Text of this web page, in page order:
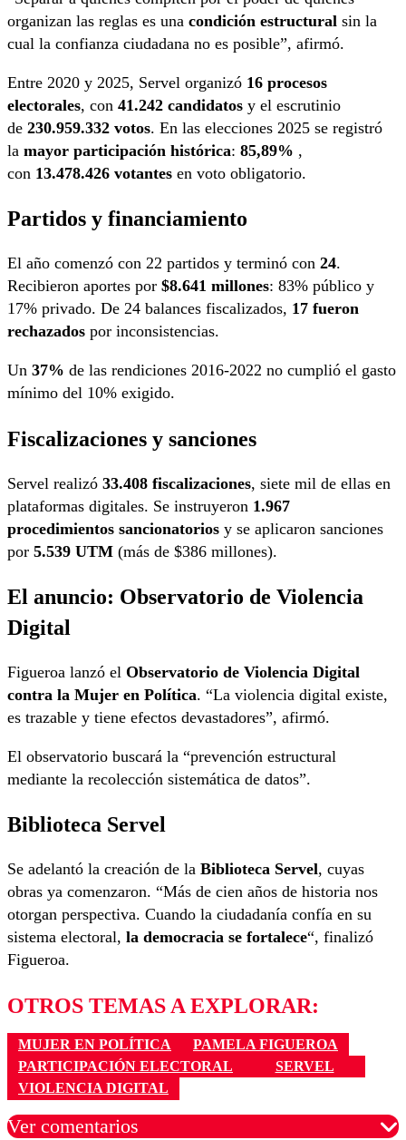
organizan las reglas es una condición estructural sin la
cual la confianza ciudadana no es posible”, afirmó.
Entre 2020 y 2025, Servel organizó 16 procesos
electorales, con 41.242 candidatos y el escrutinio
de 230.959.332 votos. En las elecciones 2025 se registró
la mayor participación histórica: 85,89% ,
con 13.478.426 votantes en voto obligatorio.
Partidos y financiamiento
El año comenzó con 22 partidos y terminó con 24.
Recibieron aportes por $8.641 millones: 83% público y
17% privado. De 24 balances fiscalizados, 17 fueron
rechazados por inconsistencias.
Un 37% de las rendiciones 2016-2022 no cumplió el gasto
mínimo del 10% exigido.
Fiscalizaciones y sanciones
Servel realizó 33.408 fiscalizaciones, siete mil de ellas en
plataformas digitales. Se instruyeron 1.967
procedimientos sancionatorios y se aplicaron sanciones
por 5.539 UTM (más de $386 millones).
El anuncio: Observatorio de Violencia
Digital
Figueroa lanzó el Observatorio de Violencia Digital
contra la Mujer en Política. “La violencia digital existe,
es trazable y tiene efectos devastadores”, afirmó.
El observatorio buscará la “prevención estructural
mediante la recolección sistemática de datos”.
Biblioteca Servel
Se adelantó la creación de la Biblioteca Servel, cuyas
obras ya comenzaron. “Más de cien años de historia nos
otorgan perspectiva. Cuando la ciudadanía confía en su
sistema electoral, la democracia se fortalece“, finalizó
Figueroa.
OTROS TEMAS A EXPLORAR:
MUJER EN POLÍTICA
PAMELA FIGUEROA
PARTICIPACIÓN ELECTORAL
SERVEL
VIOLENCIA DIGITAL
Ver comentarios